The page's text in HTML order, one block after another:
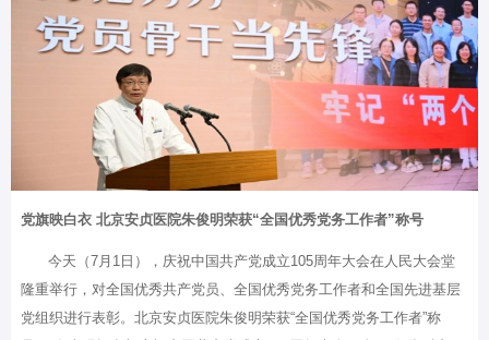
程”典型正面实践案例，深刻阐明干事创业必须胸怀大局，坚持系统思
维，准确把握显绩与潜绩、当前与长远、整体与局部的关系；同时以反
面案例为警示，剖析错误政绩观的严重危害，教育引导全院干部始终保
持大公无私、公…
党旗映白衣 北京安贞医院朱俊明荣获“全国优秀党务工作者”称号
今天（7月1日），庆祝中国共产党成立105周年大会在人民大会堂
隆重举行，对全国优秀共产党员、全国优秀党务工作者和全国先进基层
党组织进行表彰。北京安贞医院朱俊明荣获“全国优秀党务工作者”称